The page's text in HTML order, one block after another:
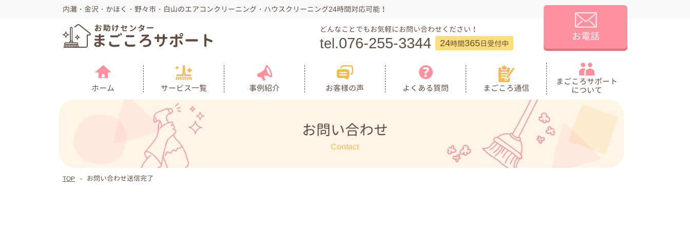
内灘・金沢・かほく・野々市・白山のエアコンクリーニング・ハウスクリーニング24時間対応可能！
どんなことでもお気軽にお問い合わせください！
tel.076-255-3344 24時間365日受付中
お電話
ホーム サービス一覧 事例紹介 お客様の声 よくある質問 まごころ通信
まごころサポート
について
お問い合わせ
Contact
TOP お問い合わせ送信完了